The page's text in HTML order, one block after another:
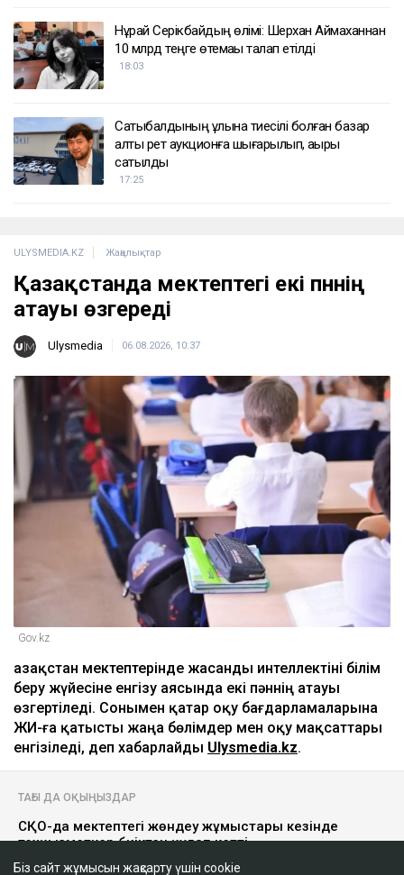
Нұрай Серікбайдың өлімі: Шерхан Аймаханнан
10 млрд теңге өтемақы талап етілді
18:03
Сатыбалдының ұлына тиесілі болған базар
алты рет аукционға шығарылып, ақыры
сатылды
17:25
ULYSMEDIA.KZ Жаңалықтар
Қазақстанда мектептегі екі пәннің
атауы өзгереді
Ulysmedia 06.08.2026, 10:37
Gov.kz
Қазақстан мектептерінде жасанды интеллектіні білім
беру жүйесіне енгізу аясында екі пәннің атауы
өзгертіледі. Сонымен қатар оқу бағдарламаларына
ЖИ-ға қатысты жаңа бөлімдер мен оқу мақсаттары
енгізіледі, деп хабарлайды Ulysmedia.kz.
ТАҒЫ ДА ОҚЫҢЫЗДАР
СҚО-да мектептегі жөндеу жұмыстары кезінде
техқызметкер биіктен құлап кетті
Біз сайт жұмысын жақсарту үшін cookie